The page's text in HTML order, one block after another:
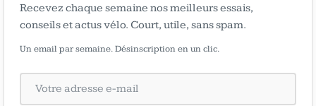
Recevez chaque semaine nos meilleurs essais,
conseils et actus vélo. Court, utile, sans spam.
Un email par semaine. Désinscription en un clic.